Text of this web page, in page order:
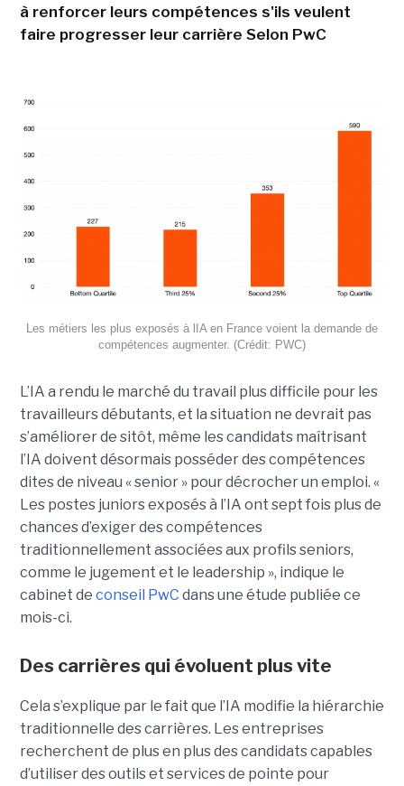
à renforcer leurs compétences s'ils veulent
faire progresser leur carrière Selon PwC
Les métiers les plus exposés à lIA en France voient la demande de
compétences augmenter. (Crédit: PWC)
L’IA a rendu le marché du travail plus difficile pour les
travailleurs débutants, et la situation ne devrait pas
s’améliorer de sitôt, même les candidats maîtrisant
l’IA doivent désormais posséder des compétences
dites de niveau « senior » pour décrocher un emploi. «
Les postes juniors exposés à l’IA ont sept fois plus de
chances d’exiger des compétences
traditionnellement associées aux profils seniors,
comme le jugement et le leadership », indique le
cabinet de conseil PwC dans une étude publiée ce
mois-ci.
Des carrières qui évoluent plus vite
Cela s’explique par le fait que l’IA modifie la hiérarchie
traditionnelle des carrières. Les entreprises
recherchent de plus en plus des candidats capables
d’utiliser des outils et services de pointe pour